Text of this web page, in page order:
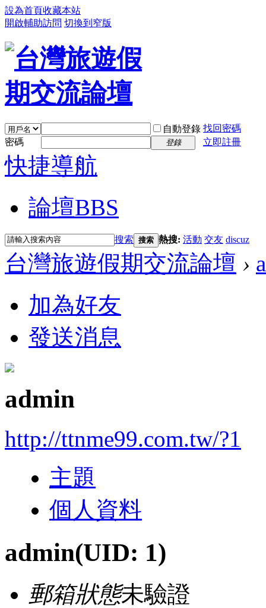
設為首頁收藏本站
開啟輔助訪問 切換到窄版
自動登錄 找回密碼
密碼
登錄 立即註冊
快捷導航
論壇BBS
搜索 搜索 熱搜: 活動 交友 discuz
台灣旅遊假期交流論壇 ›
加為好友
發送消息
admin
http://ttnme99.com.tw/?1
主題
個人資料
admin(UID: 1)
郵箱狀態未驗證